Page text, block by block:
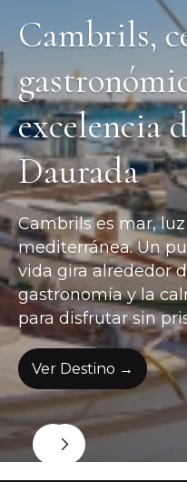
Cambrils,
excelencia
Daurada
Cambrils es mar,
mediterránea. Un
vida gira alrededor
gastronomía y la
para disfrutar sin
Ver Destino →